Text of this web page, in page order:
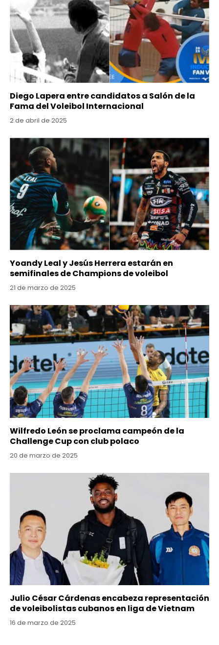
Diego Lapera entre candidatos a Salón de la
Fama del Voleibol Internacional
2 de abril de 2025
Yoandy Leal y Jesús Herrera estarán en
semifinales de Champions de voleibol
21 de marzo de 2025
Wilfredo León se proclama campeón de la
Challenge Cup con club polaco
20 de marzo de 2025
Julio César Cárdenas encabeza representación
de voleibolistas cubanos en liga de Vietnam
16 de marzo de 2025